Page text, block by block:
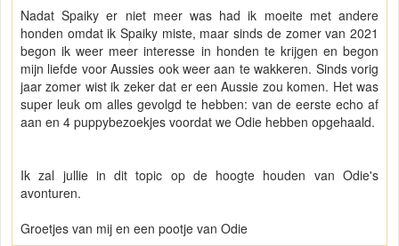
Nadat Spaiky er niet meer was had ik moeite met andere
honden omdat ik Spaiky miste, maar sinds de zomer van 2021
begon ik weer meer interesse in honden te krijgen en begon
mijn liefde voor Aussies ook weer aan te wakkeren. Sinds vorig
jaar zomer wist ik zeker dat er een Aussie zou komen. Het was
super leuk om alles gevolgd te hebben: van de eerste echo af
aan en 4 puppybezoekjes voordat we Odie hebben opgehaald.
Ik zal jullie in dit topic op de hoogte houden van Odie's
avonturen.
Groetjes van mij en een pootje van Odie